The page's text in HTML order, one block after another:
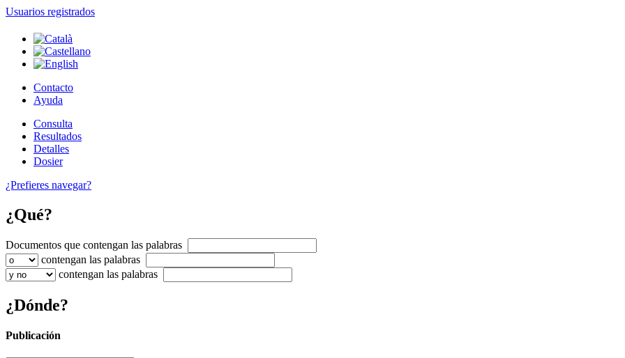
Usuarios registrados
Contacto
Ayuda
Consulta
Resultados
Detalles
Dosier
¿Prefieres navegar?
¿Qué?
Documentos que contengan las palabras
contengan las palabras
contengan las palabras
¿Dónde?
Publicación